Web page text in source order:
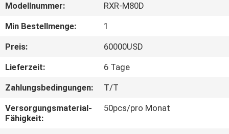
FABRIK-
AUSFLUG
QUALITÄTSKONTROLLE
TRETEN
SIE
Modellnummer:
RXR-M80D
Min Bestellmenge:
1
Preis:
60000USD
Lieferzeit:
6 Tage
Zahlungsbedingungen:
T/T
Versorgungsmaterial-
Fähigkeit:
50pcs/pro Monat